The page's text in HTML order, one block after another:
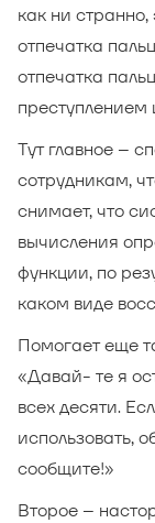
как ни
отпечатка
отпечатка
преступлением
Тут главное –
сотрудникам,
снимает, что
вычисления
функции, по
каком виде
Помогает еще
«Давай- те я
всех десяти.
использовать,
сообщите!»
Второе –